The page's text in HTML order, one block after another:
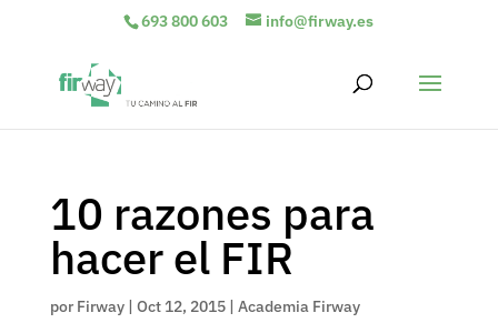
693 800 603 info@firway.es
10 razones para
hacer el FIR
por Firway| Oct 12, 2015| Academia Firway